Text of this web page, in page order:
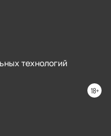
технологий